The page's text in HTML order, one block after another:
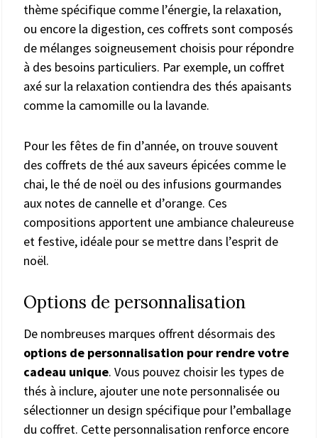
thème spécifique comme l’énergie, la relaxation,
ou encore la digestion, ces coffrets sont composés
de mélanges soigneusement choisis pour répondre
à des besoins particuliers. Par exemple, un coffret
axé sur la relaxation contiendra des thés apaisants
comme la camomille ou la lavande.
Pour les fêtes de fin d’année, on trouve souvent
des coffrets de thé aux saveurs épicées comme le
chai, le thé de noël ou des infusions gourmandes
aux notes de cannelle et d’orange. Ces
compositions apportent une ambiance chaleureuse
et festive, idéale pour se mettre dans l’esprit de
noël.
Options de personnalisation
De nombreuses marques offrent désormais des
options de personnalisation pour rendre votre
cadeau unique. Vous pouvez choisir les types de
thés à inclure, ajouter une note personnalisée ou
sélectionner un design spécifique pour l’emballage
du coffret. Cette personnalisation renforce encore